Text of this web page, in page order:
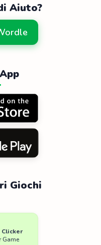
Aiuto?
Giochi
Clicker
Game